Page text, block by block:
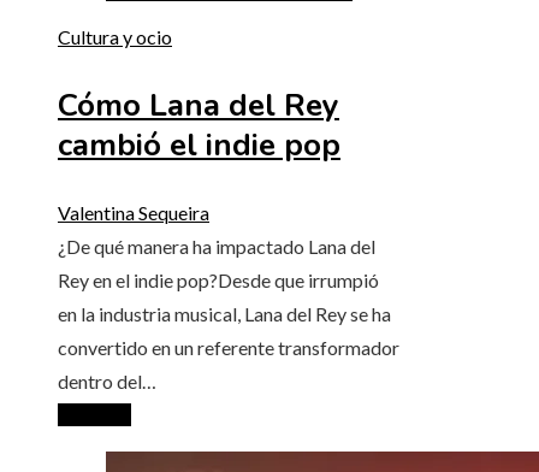
Cultura y ocio
Cómo Lana del Rey
cambió el indie pop
Valentina Sequeira
¿De qué manera ha impactado Lana del
Rey en el indie pop?Desde que irrumpió
en la industria musical, Lana del Rey se ha
convertido en un referente transformador
dentro del…